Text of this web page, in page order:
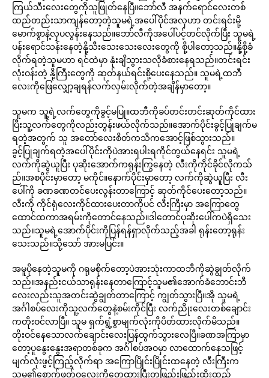
ကြယ်သီးလေးတွေကိုသူဖြုတ်နေပြီ။ဘော်လီ အနက်ရောင်လေးတစ်
ထည်တည်းသာကျန်တော့တဲ့သူမရဲ့အပေါ်ပိုင်အလှဟာ တင်းရင်းမို့
မောက်စွာနဲ့လှပလွန်းနေသည်။ဘော်လီကိုအပေါ်ပင့်တင်လိုက်ပြီး သူမရဲ့
ပန်းရောင်သန်းနေတဲ့နို့သီးသေးသေးလေးတွေကို စို့ပါတော့သည်။နို့စို့ခံ
လိုက်ရတဲ့သူမဟာ ရင်ထဲမှာ နုံးချိသွားသလိုခံစားနေရသည်။တင်းရင်း
လုံးဝန်းတဲ့ နို့ကြီးတွေကို ဆုတ်နယ်ရင်းစို့ပေးနေသည်။ သူမရဲ့ထဘီ
လေးကိုဖြေလျှော့ချရန်လက်လှမ်းလိုက်တဲ့အချိန်မှာတော့။
သူမက သူ့ရဲ့လက်တွေကိုခွင့်မပြု။ထဘီကိုခပ်တင်းတင်းဆုတ်ကိုင်ထား
ပြီးသူ့လက်တွေကိုလည်းတွန်းဖယ်လိုက်သည်။အောက်ပိုင်းခွင့်ပြုချက်မ
ရတဲ့အတွက် သူ အတော်လေးစိတ်ကသိကအောင့်ဖြစ်သွားသည်။
ခွင့်ပြုချက်ရတဲ့အပေါ်ပိုင်းကိုပဲအားရပါးရကိုင်တွယ်နေရင်း သူမရဲ့
လက်ကိုဆွဲယူပြီး ပုဆိုးအောက်ကရုန်းကြွနေတဲ့ လီးကိုကိုင်ခိုင်လိုကသ်
ည်။အစပိုင်းမှာတော့ မကိုင်။နောက်ပိုင်းမှာတော့ လက်ကိုဆွဲယူပြီး လီး
ပေါ်ကို ခဏခဏတင်ပေးလွန်းတာကြောင့် ဆုတ်ကိုင်ပေးတော့သည်။
လီးကို ကိုင်ရုံလေးကိုင်ထားပေးတာကိုပင် လီးကြီးမှာ အကြောတွေ
ထောင်ထကာအရမ်းကိုတောင်နေသည်။ဒါတောင်ပုဆိုးပေါ်ကပဲရှိသေး
သည်။သူမရဲ့အောက်ပိုင်းကိုပြန်ရန်ရှာလိုက်သည့်အခါ ရုန်းတော့ရုန်း
သေးသည်။သို့သော် အားမပြင်း။
အမူပိုနေတဲ့သူမကို ဂရုမစိုက်တော့ပဲအားသုံးကာထဘီကိုဆွဲချွတ်လိုက်
သည်။အနည်းငယ်သာရုန်းနေတာကြောင့်သူမ၏အောက်ခံဘောင်းဘီ
လေးလည်းသူအတင်းဆွဲချွတ်တာကြောင့် ကျွတ်သွားပြီ။အို သူမရဲ့
အင်္ဂါစပ်လေးကိုသူ့လက်တွေနဲ့စမ်းကိုင်ပြီး လက်ညိုးလေးတစ်ချောင်း
ကတိုးဝင်လာပြီ။ သူမ ရှက်ရွံ့စွာမျက်လုံးကိုပိတ်ထားလိုက်မိသည်။
တိုးဝင်နေသောလက်ချောင်းလေးပြန်ထွက်သွားလေပြီ။ခဏအကြာမှာ
တော့ပူနွေးနွေးအရာတစ်ခုက အင်္ဂါစပ်အဝမှာ လာထောက်နေသဖြင့်
မျက်လုံးဖွင့်ကြည့်လိုက်ရာ အကြောပြိုင်းပြိုင်းထနေတဲ့ လီးကြီးက
သူမ၏စောက်ဖုတ်ဝလေးကိုတေ့ထားပြီးတဖြည်းဖြည်းထိုးထည့်